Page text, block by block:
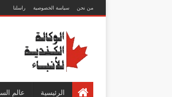
من نحن سياسة الخصوصية راسلنا
الرئيسية عالم